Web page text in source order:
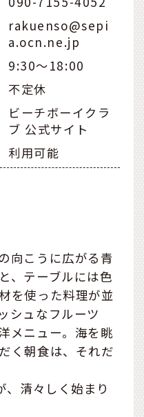
rakuenso@sepi
a.ocn.ne.jp
9:30〜18:00
不定休
ビーチボーイクラ
ブ 公式サイト
利用可能
向こうに広がる青
、テーブルには色
を使った料理が並
シュなフルーツ
メニュー。海を眺
く朝食は、それだ
、清々しく始まり